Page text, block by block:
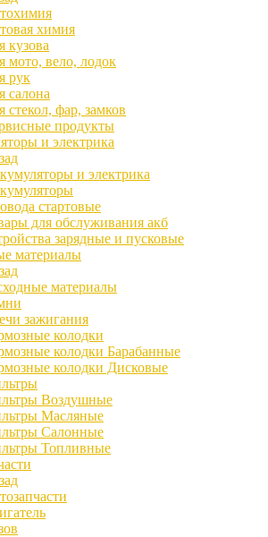
химия
кузова
мото, вело, лодок
рук
салона
стекол, фар, замков
продукты
и электрика
и электрика
стартовые
для обслуживания акб
зарядные и пусковые
материалы
материалы
зажигания
колодки
колодки Барабанные
колодки Дисковые
Воздушные
Масляные
Салонные
Топливные